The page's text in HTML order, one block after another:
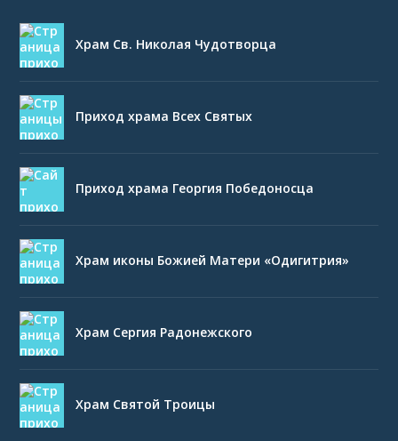
Храм Св. Николая Чудотворца
Приход храма Всех Святых
Приход храма Георгия Победоносца
Храм иконы Божией Матери «Одигитрия»
Храм Сергия Радонежского
Храм Святой Троицы